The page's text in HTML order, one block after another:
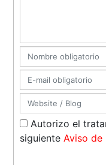
Autorizo el
siguienteAviso de